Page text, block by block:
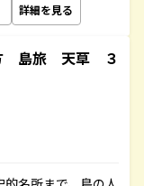
詳細を見る
島旅 天草 ３